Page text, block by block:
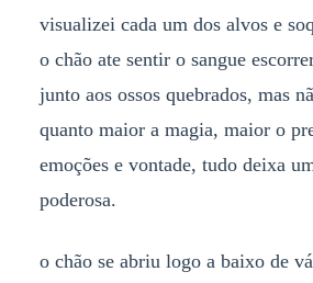
visualizei cada um dos alvos e
o chão ate sentir o sangue
junto aos ossos quebrados, mas
quanto maior a magia, maior o
emoções e vontade, tudo deixa
poderosa.
o chão se abriu logo a baixo de